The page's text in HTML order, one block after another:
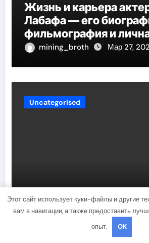
Жизнь и карьера
Лабафа — его
фильмография и
mining_broth Мар 27,
Uncategorised
Лазарева Татьяна —
жизни, карьеры и
достижений
актрисы, восходящей
Мар 27, 2022
Этот сайт использует куки-файлы и другие
вам в навигации, а также предоставить
опыт.
OK